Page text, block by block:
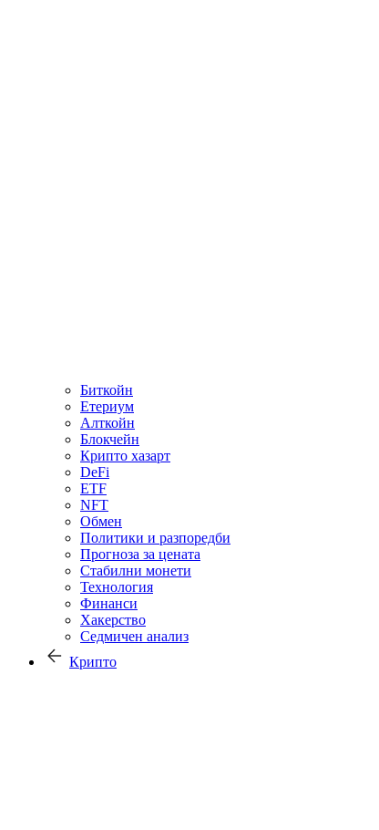
Биткойн
Етериум
Алткойн
Блокчейн
Крипто хазарт
DeFi
ETF
NFT
Обмен
Политики и разпоредби
Прогноза за цената
Стабилни монети
Технология
Финанси
Хакерство
Седмичен анализ
Крипто